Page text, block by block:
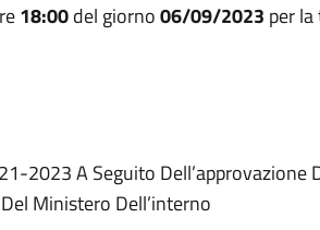
18:00del giorno06/09/2023 per
2023 A Seguito Dell’approvazione
Del Ministero Dell’interno